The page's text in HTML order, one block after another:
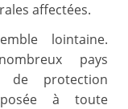
affectées.
lointaine.
pays
de protection
à toute